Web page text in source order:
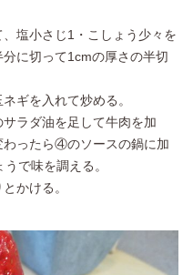
塩小さじ1・こしょう少々を
に切って1cmの厚さの半切
ギを入れて炒める。
ラダ油を足して牛肉を加
わったら④のソースの鍋に加
で味を調える。
かける。